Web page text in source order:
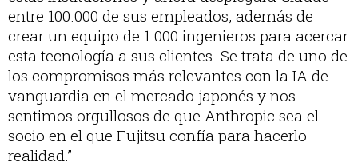
entre 100.000 de sus empleados, además de
crear un equipo de 1.000 ingenieros para acercar
esta tecnología a sus clientes. Se trata de uno de
los compromisos más relevantes con la IA de
vanguardia en el mercado japonés y nos
sentimos orgullosos de que Anthropic sea el
socio en el que Fujitsu confía para hacerlo
realidad.”